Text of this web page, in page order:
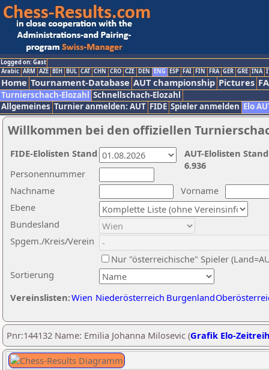
Logged on: Gast
Arabic ARM AZE BIH BUL CAT CHN CRO CZE DEN ENG ESP FAI FIN FRA GER GRE INA
Home Tournament-Database AUT championship Pictures
Turnierschach-Elozahl Schnellschach-Elozahl
Allgemeines Turnier anmelden: AUT FIDE Spieler anmelden Elo
Willkommen bei den offiziellen
Nachname
Vorname
Ebene
Sortierung
Personennummer
Bundesland
Spgem./Kreis/Verein
Nur "österreichische" Spieler
Vereinslisten:Wien Niederösterreich Burgenland
AUT-Elolisten
6.936
FIDE-Elolisten Stand
Pnr:144132 Name: Emilia Johanna Milosevic (Grafik Elo-